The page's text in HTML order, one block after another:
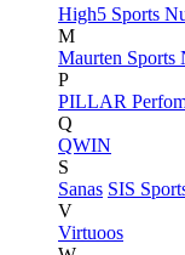
High5 Sports
M
Maurten Sports
P
PILLAR
Q
QWIN
S
Sanas SIS
V
Virtuoos